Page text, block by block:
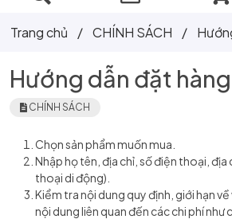
Trang chủ / CHÍNH SÁCH /
Hướng dẫn đặt hàng
CHÍNH SÁCH
Chọn sản phẩm muốn mua.
Nhập họ tên, địa chỉ, số điện thoại, địa
thoại di động).
Kiểm tra nội dung quy định, giới hạn
nội dung liên quan đến các chi phí như